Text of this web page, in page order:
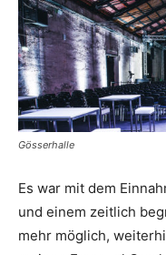
Gösserhalle
Es war mit dem
und einem zeitlich
mehr möglich,